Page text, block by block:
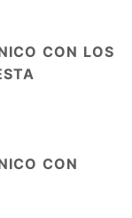
CON LOS
CON